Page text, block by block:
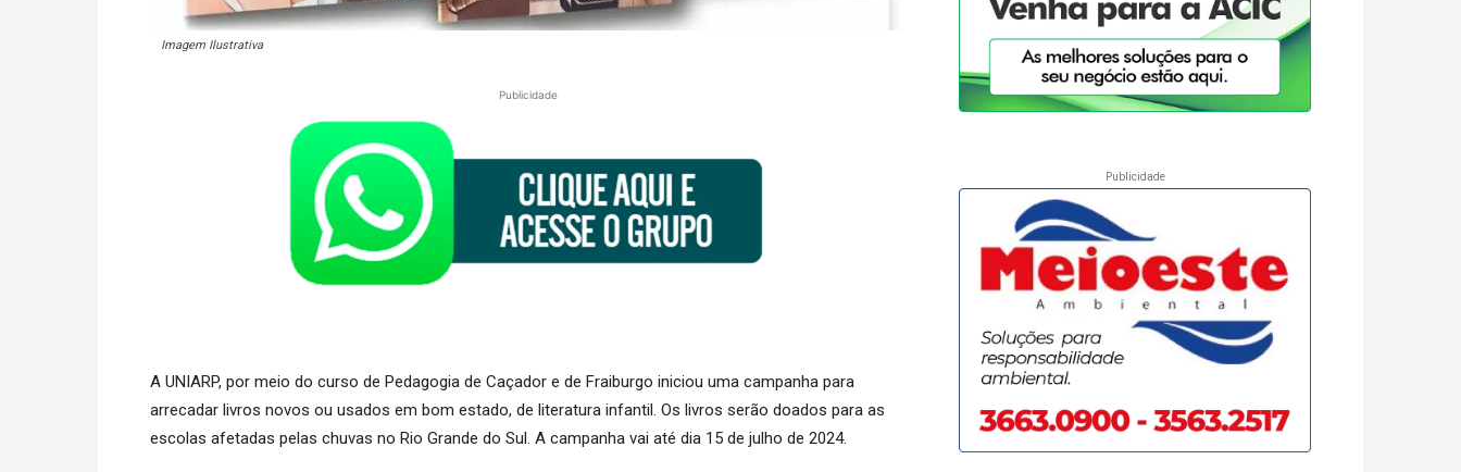
Imagem Ilustrativa
Publicidade
A UNIARP, por meio do curso de Pedagogia de Caçador e de Fraiburgo iniciou uma campanha para
arrecadar livros novos ou usados em bom estado, de literatura infantil. Os livros serão doados para as
escolas afetadas pelas chuvas no Rio Grande do Sul. A campanha vai até dia 15 de julho de 2024.
Publicidade